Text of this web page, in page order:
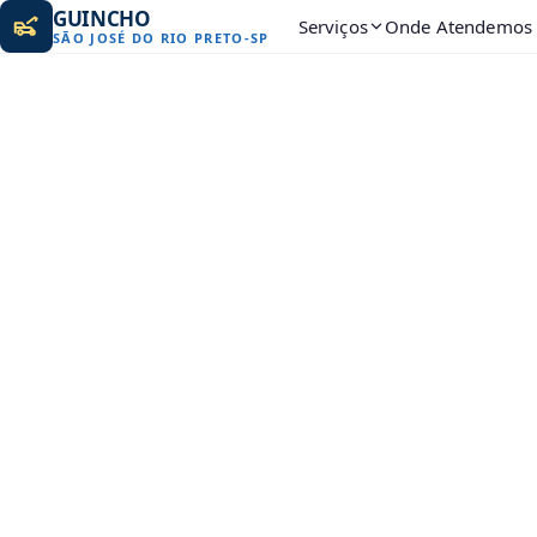
GUINCHO
SÃO JOSÉ DO RIO PRETO -SP Serviços Onde Atendemos